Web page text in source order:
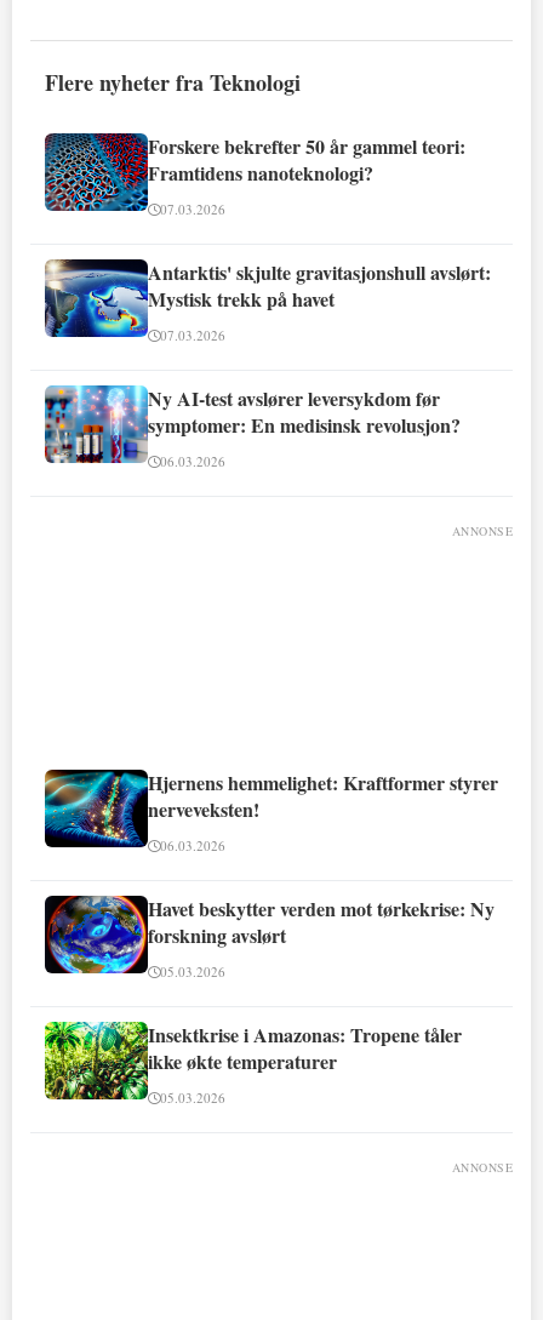
Flere nyheter fra Teknologi
Forskere bekrefter 50 år gammel teori:
Framtidens nanoteknologi?
07.03.2026
Antarktis' skjulte gravitasjonshull avslørt:
Mystisk trekk på havet
07.03.2026
Ny AI-test avslører leversykdom før
symptomer: En medisinsk revolusjon?
06.03.2026
ANNONSE
Hjernens hemmelighet: Kraftformer styrer
nerveveksten!
06.03.2026
Havet beskytter verden mot tørkekrise: Ny
forskning avslørt
05.03.2026
Insektkrise i Amazonas: Tropene tåler
ikke økte temperaturer
05.03.2026
ANNONSE